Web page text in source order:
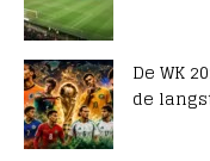
De WK
de